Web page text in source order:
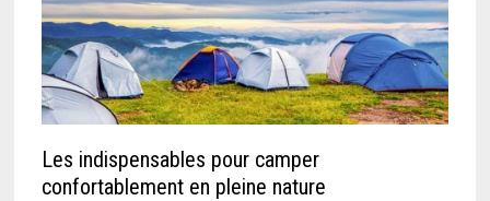
Les indispensables pour camper
confortablement en pleine nature